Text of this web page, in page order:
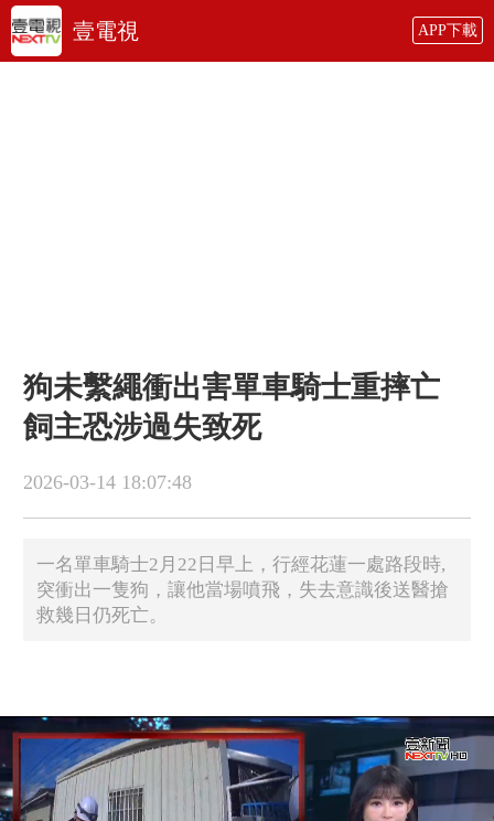
壹電視 APP下載
狗未繫繩衝出害單車騎士重摔亡
飼主恐涉過失致死
2026-03-14 18:07:48
一名單車騎士2月22日早上，行經花蓮一處路段時,
突衝出一隻狗，讓他當場噴飛，失去意識後送醫搶
救幾日仍死亡。